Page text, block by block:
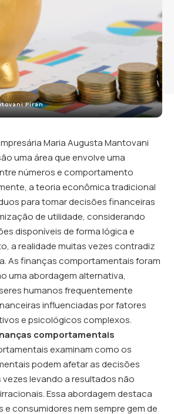
Piran
Maria Augusta Mantovani
uma área que envolve uma
números e comportamento
a teoria econômica tradicional
para tomar decisões financeiras
de utilidade, considerando
disponíveis de forma lógica e
a realidade muitas vezes contradiz
As finanças comportamentais foram
uma abordagem alternativa,
humanos frequentemente
influenciadas por fatores
e psicológicos complexos.
comportamentais
examinam como os
podem afetar as decisões
levando a resultados não
Essa abordagem destaca
e consumidores nem sempre gem de